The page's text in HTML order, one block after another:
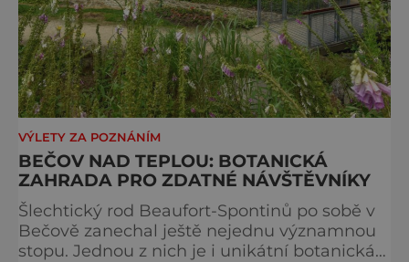
VÝLETY ZA POZNÁNÍM
BEČOV NAD TEPLOU: BOTANICKÁ
ZAHRADA PRO ZDATNÉ NÁVŠTĚVNÍKY
Šlechtický rod Beaufort-Spontinů po sobě v
Bečově zanechal ještě nejednu významnou
stopu. Jednou z nich je i unikátní botanická